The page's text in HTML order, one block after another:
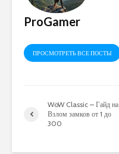
ProGamer
ПРОСМОТРЕТЬ ВСЕ ПОСТЫ
WoW Classic – Гайд на
Взлом замков от 1 до
300